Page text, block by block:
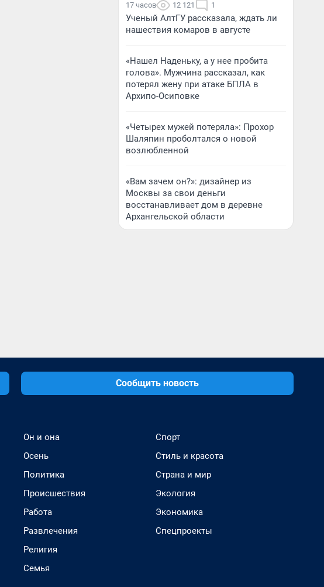
17 часов 12 121 1
Ученый АлтГУ рассказала, ждать ли
нашествия комаров в августе
«Нашел Наденьку, а у нее пробита
голова». Мужчина рассказал, как
потерял жену при атаке БПЛА в
Архипо-Осиповке
«Четырех мужей потеряла»: Прохор
Шаляпин проболтался о новой
возлюбленной
«Вам зачем он?»: дизайнер из
Москвы за свои деньги
восстанавливает дом в деревне
Архангельской области
Сообщить новость
Он и она
Осень
Политика
Происшествия
Работа
Развлечения
Религия
Семья
Спорт
Стиль и красота
Страна и мир
Экология
Экономика
Спецпроекты